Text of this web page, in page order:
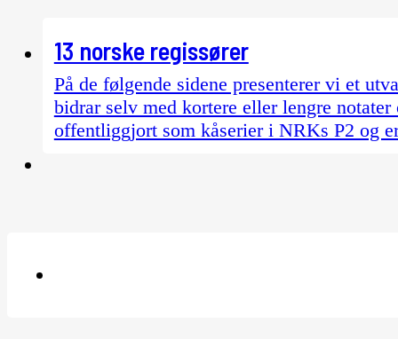
13 norske regissører
På de følgende sidene presenterer vi et
bidrar selv med kortere eller lengre
offentliggjort som kåserier i NRKs P2 og